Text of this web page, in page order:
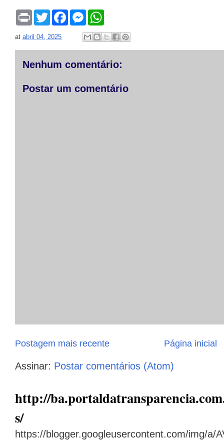
P
n
T
w
t
r
F
o
k
M
s
g
e
t
p
p
at abril 04, 2025
Nenhum comentário:
Postar um comentário
Postagem mais recente Página inicial
Assinar: Postar comentários (Atom)
http://
s/
https://blogger.googleusercontent.com/img/a/